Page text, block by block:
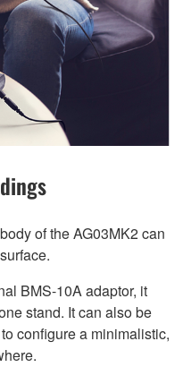
of the AG03MK2 can
BMS-10A adaptor, it
stand. It can also be
configure a minimalistic,